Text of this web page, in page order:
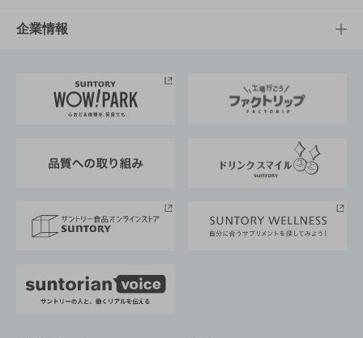
栄養成分一覧
工場見学
地域情報
サントリーホール
サントリーサンバーズ大阪
サステナビリティTOP
サントリーが考えるサステナビリティ経営
企業情報
企業概要
採用情報